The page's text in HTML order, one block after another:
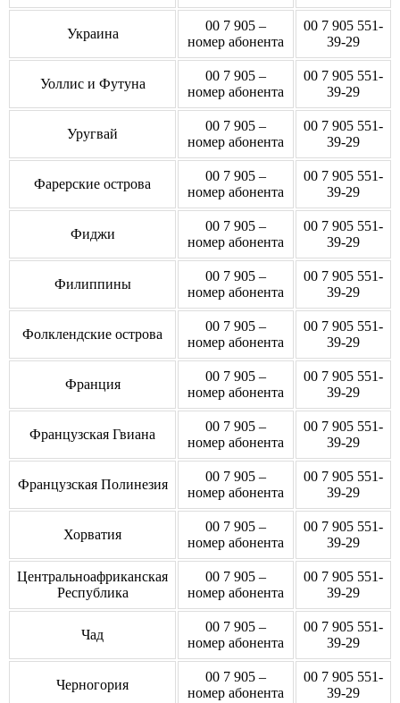
Украина
00 7 905 –
номер абонента
00 7 905 551-
39-29
Уоллис и Футуна
00 7 905 –
номер абонента
00 7 905 551-
39-29
Уругвай
00 7 905 –
номер абонента
00 7 905 551-
39-29
Фарерские острова
00 7 905 –
номер абонента
00 7 905 551-
39-29
Фиджи
00 7 905 –
номер абонента
00 7 905 551-
39-29
Филиппины
00 7 905 –
номер абонента
00 7 905 551-
39-29
Фолклендские острова
00 7 905 –
номер абонента
00 7 905 551-
39-29
Франция
00 7 905 –
номер абонента
00 7 905 551-
39-29
Французская Гвиана
00 7 905 –
номер абонента
00 7 905 551-
39-29
Французская Полинезия
00 7 905 –
номер абонента
00 7 905 551-
39-29
Хорватия
00 7 905 –
номер абонента
00 7 905 551-
39-29
Центральноафриканская
Республика
00 7 905 –
номер абонента
00 7 905 551-
39-29
Чад
00 7 905 –
номер абонента
00 7 905 551-
39-29
Черногория
00 7 905 –
номер абонента
00 7 905 551-
39-29